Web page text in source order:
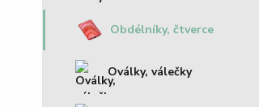
Obdélníky, čtverce
Oválky, válečky